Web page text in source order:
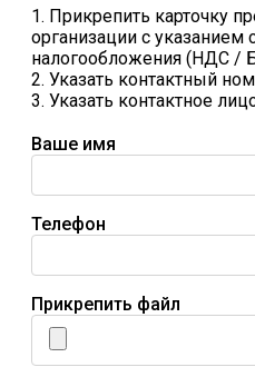
1. Прикрепить карточку
организации с указанием
налогообложения (НДС /
2. Указать контактный
3. Указать контактное
Ваше имя
Телефон
Прикрепить файл